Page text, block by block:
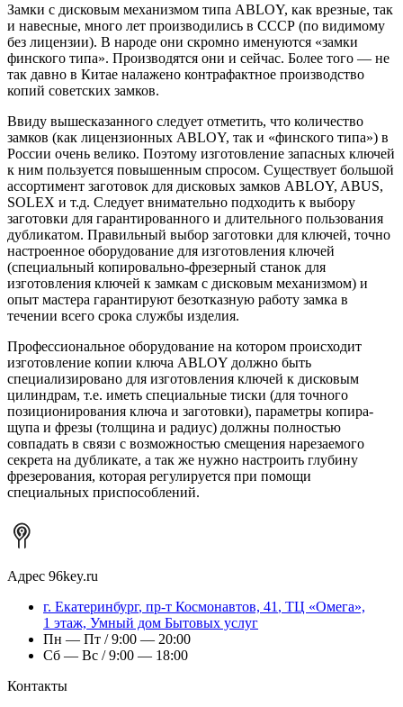
Замки с дисковым механизмом типа ABLOY, как врезные, так
и навесные, много лет производились в СССР (по видимому
без лицензии). В народе они скромно именуются «замки
финского типа». Производятся они и сейчас. Более того — не
так давно в Китае налажено контрафактное производство
копий советских замков.
Ввиду вышесказанного следует отметить, что количество
замков (как лицензионных ABLOY, так и «финского типа») в
России очень велико. Поэтому изготовление запасных ключей
к ним пользуется повышенным спросом. Существует большой
ассортимент заготовок для дисковых замков ABLOY, ABUS,
SOLEX и т.д. Следует внимательно подходить к выбору
заготовки для гарантированного и длительного пользования
дубликатом. Правильный выбор заготовки для ключей, точно
настроенное оборудование для изготовления ключей
(специальный копировально-фрезерный станок для
изготовления ключей к замкам с дисковым механизмом) и
опыт мастера гарантируют безотказную работу замка в
течении всего срока службы изделия.
Профессиональное оборудование на котором происходит
изготовление копии ключа ABLOY должно быть
специализировано для изготовления ключей к дисковым
цилиндрам, т.е. иметь специальные тиски (для точного
позиционирования ключа и заготовки), параметры копира-
щупа и фрезы (толщина и радиус) должны полностью
совпадать в связи с возможностью смещения нарезаемого
секрета на дубликате, а так же нужно настроить глубину
фрезерования, которая регулируется при помощи
специальных приспособлений.
Адрес 96key.ru
г. Екатеринбург, пр-т Космонавтов, 41 , ТЦ «Омега»,
1 этаж, Умный дом Бытовых услуг
Пн — Пт / 9:00 — 20:00
Сб — Вс / 9:00 — 18:00
Контакты